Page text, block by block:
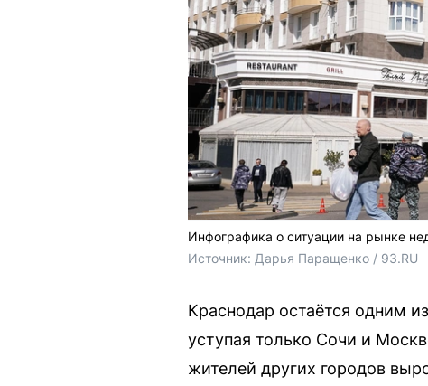
Инфографика о ситуации на рынке
Источник: Дарья Паращенко / 93.RU
Краснодар остаётся одним
уступая только Сочи и
жителей других городов